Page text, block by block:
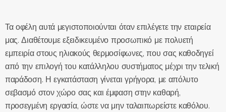
Τα οφέλη αυτά μεγιστοποιούνται όταν επιλέγετε την εταιρεία
μας. Διαθέτουμε εξειδικευμένο προσωπικό με πολυετή
εμπειρία στους ηλιακούς θερμοσίφωνες, που σας καθοδηγεί
από την επιλογή του κατάλληλου συστήματος μέχρι την τελική
παράδοση. Η εγκατάσταση γίνεται γρήγορα, με απόλυτο
σεβασμό στον χώρο σας και έμφαση στην καθαρή,
προσεγμένη εργασία, ώστε να μην ταλαιπωρείστε καθόλου.